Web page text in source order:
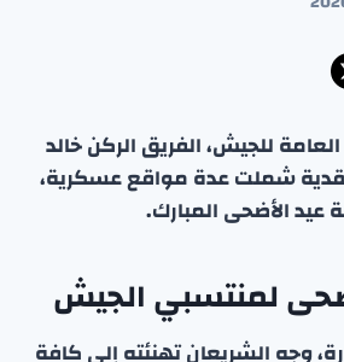
للجيش، الفريق الركن خالد
شملت عدة مواقع عسكرية،
الأضحى المبارك.
لمنتسبي الجيش
وجه الشريعان تهنئته إلى كافة